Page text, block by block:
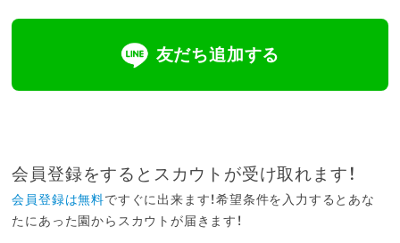
友だち追加する
会員登録をするとスカウトが受け取れます！
会員登録は無料ですぐに出来ます！希望条件を入力するとあな
たにあった園からスカウトが届きます！